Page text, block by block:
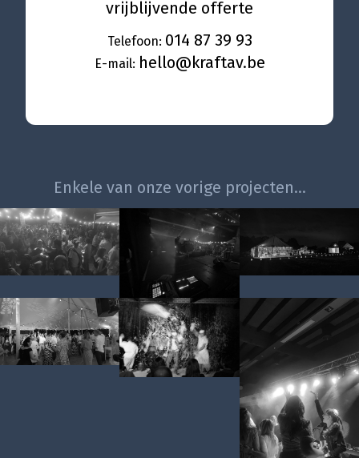
vrijblijvende offerte
Telefoon: 014 87 39 93
E-mail: hello@kraftav.be
Enkele van onze vorige projecten...